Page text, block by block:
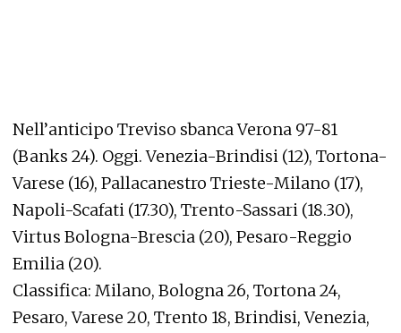
Nell’anticipo Treviso sbanca Verona 97-81
(Banks 24). Oggi. Venezia-Brindisi (12), Tortona-
Varese (16), Pallacanestro Trieste-Milano (17),
Napoli-Scafati (17.30), Trento-Sassari (18.30),
Virtus Bologna-Brescia (20), Pesaro-Reggio
Emilia (20).
Classifica: Milano, Bologna 26, Tortona 24,
Pesaro, Varese 20, Trento 18, Brindisi, Venezia,